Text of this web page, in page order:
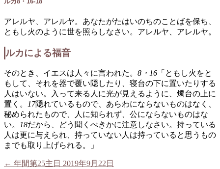
アレルヤ、アレルヤ。あなたがたはいのちのことばを保ち、
ともし火のように世を照らしなさい。アレルヤ、アレルヤ。
ルカによる福音
そのとき、イエスは人々に言われた。 8・16 「ともし火をと
もして、それを器で覆い隠したり、寝台の下に置いたりする
人はいない。入って来る人に光が見えるように、燭台の上に
置く。 17隠れているもので、あらわにならないものはなく、
秘められたもので、人に知られず、公にならないものはな
い。 18だから、どう聞くべきかに注意しなさい。持っている
人は更に与えられ、持っていない人は持っていると思うもの
までも取り上げられる。」
← 年間第25主日 2019年9月22日